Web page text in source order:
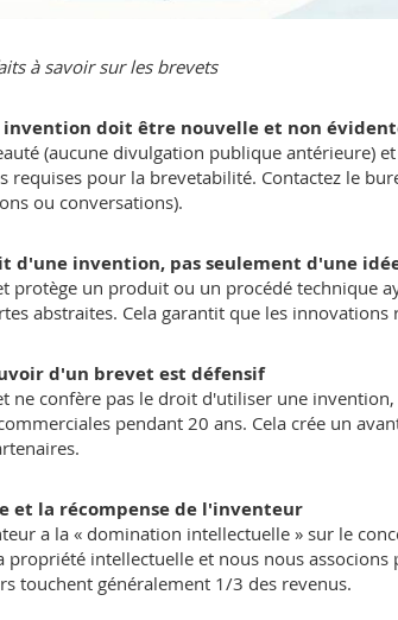
à savoir sur les brevets
invention doit être nouvelle et non
(aucune divulgation publique antérieure)
requises pour la brevetabilité. Contactez le
ou conversations).
d'une invention, pas seulement d'une
protège un produit ou un procédé technique
abstraites. Cela garantit que les
d'un brevet est défensif
ne confère pas le droit d'utiliser une
pendant 20 ans. Cela crée un
et la récompense de l'inventeur
a la « domination intellectuelle » sur le
propriété intellectuelle et nous nous
touchent généralement 1/3 des revenus.